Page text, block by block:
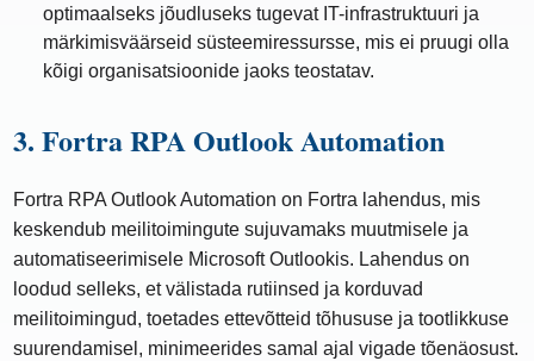
optimaalseks jõudluseks tugevat IT-infrastruktuuri ja
märkimisväärseid süsteemiressursse, mis ei pruugi olla
kõigi organisatsioonide jaoks teostatav.
3. Fortra RPA Outlook Automation
Fortra RPA Outlook Automation on Fortra lahendus, mis
keskendub meilitoimingute sujuvamaks muutmisele ja
automatiseerimisele Microsoft Outlookis. Lahendus on
loodud selleks, et välistada rutiinsed ja korduvad
meilitoimingud, toetades ettevõtteid tõhususe ja tootlikkuse
suurendamisel, minimeerides samal ajal vigade tõenäosust.